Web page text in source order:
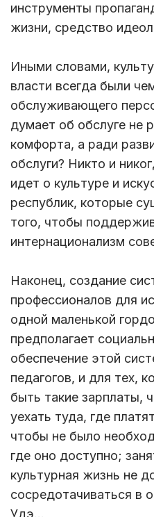
инструменты
жизни, средство
Иными словами,
власти всегда были
обслуживающего
думает об обслуге не
комфорта, а ради
обслуги? Никто и
идет о культуре и
республик, которые
того, чтобы
интернационализм
Наконец, создание
профессионалов для
одной маленькой
предполагает
обеспечение этой
педагогов, и для тех,
быть такие зарплаты,
уехать туда, где
чтобы не было
где оно доступно;
культурная жизнь не
сосредотачиваться в
Удэ…